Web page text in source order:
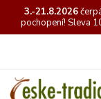
3.-21.8.2026
pochopení! Sleva